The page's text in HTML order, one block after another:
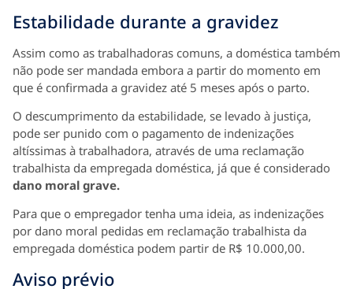
Estabilidade durante a gravidez
Assim como as trabalhadoras comuns, a doméstica também
não pode ser mandada embora a partir do momento em
que é confirmada a gravidez até 5 meses após o parto.
O descumprimento da estabilidade, se levado à justiça,
pode ser punido com o pagamento de indenizações
altíssimas à trabalhadora, através de uma reclamação
trabalhista da empregada doméstica, já que é considerado
dano moral grave.
Para que o empregador tenha uma ideia, as indenizações
por dano moral pedidas em reclamação trabalhista da
empregada doméstica podem partir de R$ 10.000,00.
Aviso prévio